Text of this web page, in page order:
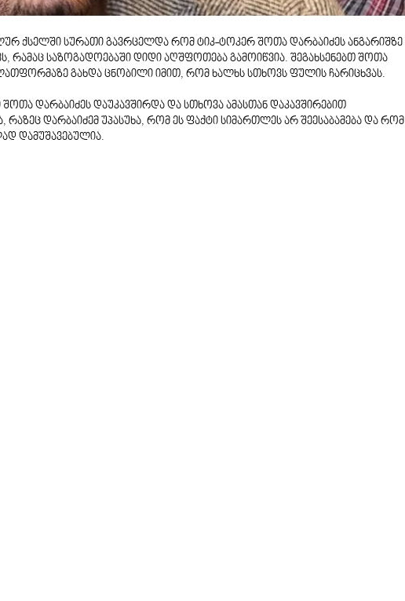
ქსელში სურათი გავრცელდა რომ ტიკ-ტოკერ შოთა დარბაიძეს ანგარიშზე
რამაც საზოგადოებაში დიდი აღშფოთება გამოიწვია. შეგახსენებთ შოთა
გახდა ცნობილი იმით, რომ ხალხს სთხოვს ფულის ჩარიცხვას.
შოთა დარბაიძეს დაუკავშირდა და სთხოვა ამასთან დაკავშირებით
რაზეც დარბაიძემ უპასუხა, რომ ეს ფაქტი სიმართლეს არ შეესაბამება და რომ
დამუშავებულია.